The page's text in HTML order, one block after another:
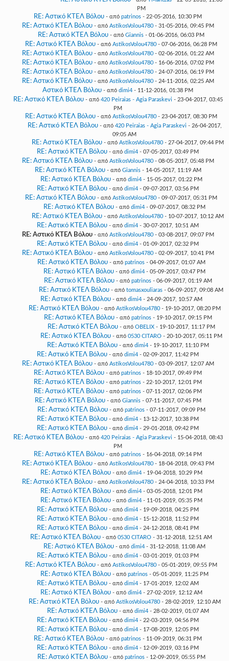
PM
RE: Αστικό ΚΤΕΛ Βόλου - από patrinos - 22-05-2016, 10:30 PM
RE: Αστικό ΚΤΕΛ Βόλου - από AstikosVolou4780- 31-05-2016, 09:45 PM
RE: Αστικό ΚΤΕΛ Βόλου - από Giannis - 01-06-2016, 06:03 PM
RE: Αστικό ΚΤΕΛ Βόλου - από AstikosVolou4780 - 07-06-2016, 06:28 PM
RE: Αστικό ΚΤΕΛ Βόλου - από AstikosVolou4780- 02-06-2016, 01:22 AM
RE: Αστικό ΚΤΕΛ Βόλου - από AstikosVolou4780- 16-06-2016, 07:02 PM
RE: Αστικό ΚΤΕΛ Βόλου - από AstikosVolou4780- 24-07-2016, 06:19 PM
RE: Αστικό ΚΤΕΛ Βόλου - από AstikosVolou4780- 24-11-2016, 02:25 AM
Αστικό ΚΤΕΛ Βόλου - από dimi4 - 11-12-2016, 01:38 PM
RE: Αστικό ΚΤΕΛ Βόλου - από 420 Peiraias - Agia Paraskevi - 23-04-2017, 03:45
PM
RE: Αστικό ΚΤΕΛ Βόλου - από AstikosVolou4780 - 23-04-2017, 08:30 PM
RE: Αστικό ΚΤΕΛ Βόλου - από 420 Peiraias - Agia Paraskevi - 26-04-2017,
09:05 AM
RE: Αστικό ΚΤΕΛ Βόλου - από AstikosVolou4780 - 27-04-2017, 09:44 PM
RE: Αστικό ΚΤΕΛ Βόλου - από dimi4 - 07-05-2017, 03:49 PM
RE: Αστικό ΚΤΕΛ Βόλου - από AstikosVolou4780- 08-05-2017, 05:48 PM
RE: Αστικό ΚΤΕΛ Βόλου - από Giannis- 14-05-2017, 11:19 AM
RE: Αστικό ΚΤΕΛ Βόλου - από dimi4- 15-05-2017, 01:22 PM
RE: Αστικό ΚΤΕΛ Βόλου - από dimi4 - 09-07-2017, 03:56 PM
RE: Αστικό ΚΤΕΛ Βόλου - από AstikosVolou4780 - 09-07-2017, 05:31 PM
RE: Αστικό ΚΤΕΛ Βόλου - από dimi4 - 09-07-2017, 08:32 PM
RE: Αστικό ΚΤΕΛ Βόλου - από AstikosVolou4780 - 10-07-2017, 10:12 AM
RE: Αστικό ΚΤΕΛ Βόλου - από dimi4 - 30-07-2017, 10:51 AM
RE: Αστικό ΚΤΕΛ Βόλου - από AstikosVolou4780- 03-08-2017, 09:07 PM
RE: Αστικό ΚΤΕΛ Βόλου - από dimi4 - 01-09-2017, 02:32 PM
RE: Αστικό ΚΤΕΛ Βόλου - από AstikosVolou4780- 02-09-2017, 10:41 PM
RE: Αστικό ΚΤΕΛ Βόλου - από patrinos- 04-09-2017, 01:07 AM
RE: Αστικό ΚΤΕΛ Βόλου - από dimi4 - 05-09-2017, 03:47 PM
RE: Αστικό ΚΤΕΛ Βόλου - από patrinos- 06-09-2017, 01:19 AM
RE: Αστικό ΚΤΕΛ Βόλου - από tomasxouliaras - 06-09-2017, 09:08 AM
RE: Αστικό ΚΤΕΛ Βόλου - από dimi4- 24-09-2017, 10:57 AM
RE: Αστικό ΚΤΕΛ Βόλου - από AstikosVolou4780- 19-10-2017, 08:20 PM
RE: Αστικό ΚΤΕΛ Βόλου - από patrinos- 19-10-2017, 09:15 PM
RE: Αστικό ΚΤΕΛ Βόλου - από OBELIX- 19-10-2017, 11:17 PM
RE: Αστικό ΚΤΕΛ Βόλου - από 0530 CITARO- 20-10-2017, 05:11 PM
RE: Αστικό ΚΤΕΛ Βόλου - από dimi4- 19-10-2017, 11:10 PM
RE: Αστικό ΚΤΕΛ Βόλου - από dimi4 - 02-09-2017, 11:42 PM
RE: Αστικό ΚΤΕΛ Βόλου - από AstikosVolou4780- 03-09-2017, 12:07 AM
RE: Αστικό ΚΤΕΛ Βόλου - από patrinos - 18-10-2017, 09:49 PM
RE: Αστικό ΚΤΕΛ Βόλου - από patrinos - 22-10-2017, 12:01 PM
RE: Αστικό ΚΤΕΛ Βόλου - από patrinos - 07-11-2017, 02:06 PM
RE: Αστικό ΚΤΕΛ Βόλου - από Giannis- 07-11-2017, 07:45 PM
RE: Αστικό ΚΤΕΛ Βόλου - από patrinos- 07-11-2017, 09:09 PM
RE: Αστικό ΚΤΕΛ Βόλου - από dimi4 - 13-12-2017, 10:38 PM
RE: Αστικό ΚΤΕΛ Βόλου - από dimi4 - 29-01-2018, 09:42 PM
RE: Αστικό ΚΤΕΛ Βόλου - από 420 Peiraias - Agia Paraskevi - 15-04-2018, 08:43
PM
RE: Αστικό ΚΤΕΛ Βόλου - από patrinos - 16-04-2018, 09:14 PM
RE: Αστικό ΚΤΕΛ Βόλου - από AstikosVolou4780- 18-04-2018, 09:43 PM
RE: Αστικό ΚΤΕΛ Βόλου - από dimi4- 19-04-2018, 10:29 PM
RE: Αστικό ΚΤΕΛ Βόλου - από AstikosVolou4780- 24-04-2018, 10:33 PM
RE: Αστικό ΚΤΕΛ Βόλου - από dimi4- 03-05-2018, 12:01 PM
RE: Αστικό ΚΤΕΛ Βόλου - από dimi4- 11-01-2019, 05:35 PM
RE: Αστικό ΚΤΕΛ Βόλου - από dimi4 - 19-09-2018, 04:25 PM
RE: Αστικό ΚΤΕΛ Βόλου - από dimi4 - 15-12-2018, 11:52 PM
RE: Αστικό ΚΤΕΛ Βόλου - από dimi4 - 24-12-2018, 08:41 PM
RE: Αστικό ΚΤΕΛ Βόλου - από 0530 CITARO - 31-12-2018, 12:51 AM
RE: Αστικό ΚΤΕΛ Βόλου - από dimi4 - 31-12-2018, 11:08 AM
RE: Αστικό ΚΤΕΛ Βόλου - από dimi4 - 03-01-2019, 01:03 PM
RE: Αστικό ΚΤΕΛ Βόλου - από AstikosVolou4780 - 05-01-2019, 09:55 PM
RE: Αστικό ΚΤΕΛ Βόλου - από patrinos - 05-01-2019, 11:25 PM
RE: Αστικό ΚΤΕΛ Βόλου - από dimi4 - 17-01-2019, 12:02 AM
RE: Αστικό ΚΤΕΛ Βόλου - από dimi4- 27-02-2019, 12:12 AM
RE: Αστικό ΚΤΕΛ Βόλου - από AstikosVolou4780- 28-02-2019, 12:10 AM
RE: Αστικό ΚΤΕΛ Βόλου - από dimi4- 28-02-2019, 01:07 AM
RE: Αστικό ΚΤΕΛ Βόλου - από dimi4 - 22-03-2019, 04:56 PM
RE: Αστικό ΚΤΕΛ Βόλου - από dimi4 - 17-08-2019, 12:05 PM
RE: Αστικό ΚΤΕΛ Βόλου - από patrinos - 11-09-2019, 06:31 PM
RE: Αστικό ΚΤΕΛ Βόλου - από dimi4 - 12-09-2019, 03:16 PM
RE: Αστικό ΚΤΕΛ Βόλου - από patrinos- 12-09-2019, 05:55 PM